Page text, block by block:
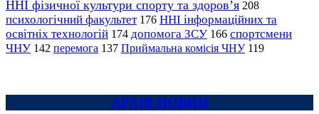
ННІ фізичної культури спорту та здоров’я 208
психологічний факультет 176 ННІ інформаційних та
освітніх технологій 174 допомога ЗСУ 166 спортсмени
ЧНУ 142 перемога 137 Приймальна комісія ЧНУ 119
АРХІВ НОВИН